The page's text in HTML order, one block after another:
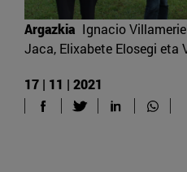
Argazkia Ignacio
Jaca, Elixabete Elosegi eta
17 | 11 | 2021